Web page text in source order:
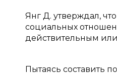
Янг Д. утверждал,
социальных
действительным или
Пытаясь составить